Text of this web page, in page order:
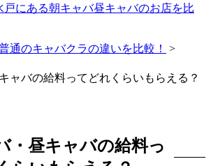
戸にある朝キャバ昼キャバのお店を比
通のキャバクラの違いを比較！
>
ャバの給料ってどれくらいもらえる？
・昼キャバの給料っ